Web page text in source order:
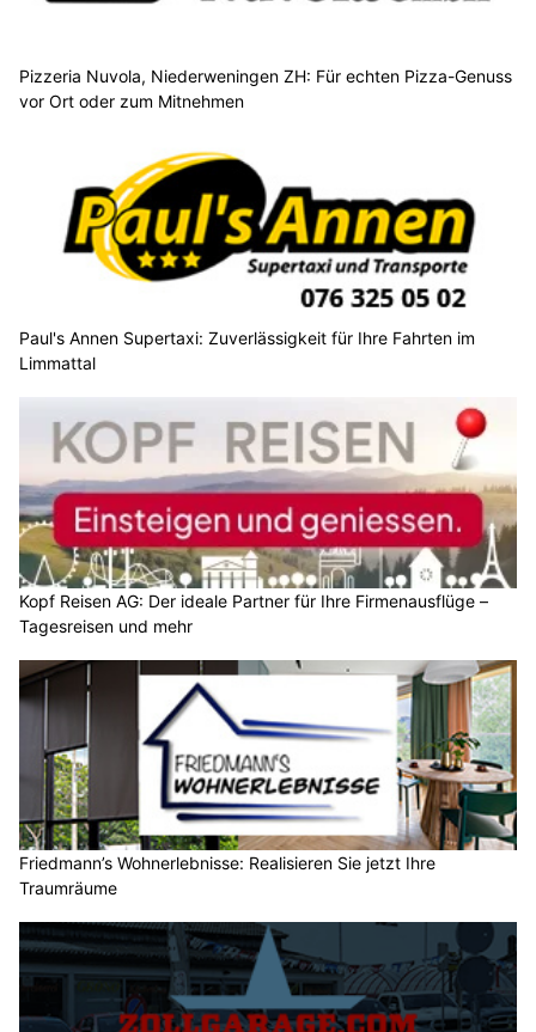
Pizzeria Nuvola, Niederweningen ZH: Für echten Pizza-Genuss
vor Ort oder zum Mitnehmen
Paul's Annen Supertaxi: Zuverlässigkeit für Ihre Fahrten im
Limmattal
Kopf Reisen AG: Der ideale Partner für Ihre Firmenausflüge –
Tagesreisen und mehr
Friedmann’s Wohnerlebnisse: Realisieren Sie jetzt Ihre
Traumräume